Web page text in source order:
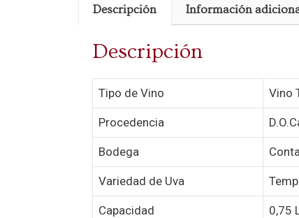
Descripción Información
Descripción
Tipo de Vino Vino
Procedencia
Bodega
Variedad de Uva
Capacidad 0,75